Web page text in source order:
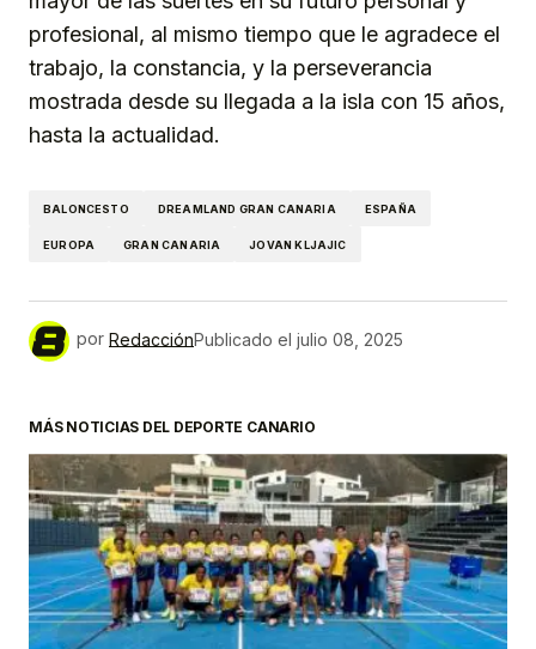
profesional, al mismo tiempo que le agradece el
trabajo, la constancia, y la perseverancia
mostrada desde su llegada a la isla con 15 años,
hasta la actualidad.
BALONCESTO DREAMLAND GRAN CANARIA ESPAÑA
EUROPA GRAN CANARIA JOVAN KLJAJIC
por RedacciónPublicado el julio 08, 2025
MÁS NOTICIAS DEL DEPORTE CANARIO